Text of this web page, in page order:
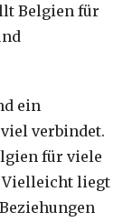
Belgien für
ein
verbindet.
für viele
Vielleicht liegt